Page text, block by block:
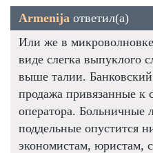
Armenija ответил(а)
Или же в
виде слегка выпуклого
выше талии.
продажа привязанные к
оператора. Больничные
поддельные опустится
экономистам, юристам,